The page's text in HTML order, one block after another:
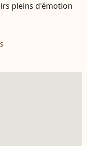
pleins d'émotion